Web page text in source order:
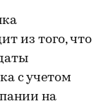
из того, что
с учетом
на